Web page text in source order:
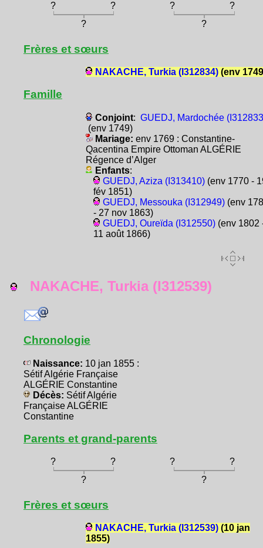
? ? ?
?
?
?
Frères et sœurs
NAKACHE, Turkia (I312834)(env
Famille
Conjoint: GUEDJ, Mardochée
(env 1749)
Mariage: env 1769 : Constantine-
Qacentina Empire Ottoman ALGÉRIE
Régence d’Alger
Enfants:
GUEDJ, Aziza (I313410)(env 1770 -
fév 1851)
GUEDJ, Messouka (I312949)(env
- 27 nov 1863)
GUEDJ, Oureïda (I312550)(env 1802
11 août 1866)
NAKACHE, Turkia (I312539)
Chronologie
Naissance: 10 jan 1855 :
Sétif Algérie Française
ALGÉRIE Constantine
Décès: Sétif Algérie
Française ALGÉRIE
Constantine
Parents et grand-parents
? ? ?
?
?
?
Frères et sœurs
NAKACHE, Turkia (I312539)(10 jan
1855)